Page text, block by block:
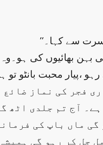
حسرت سے کہا۔
،پیار محبت بانٹو
فجر کی نماز
آج تم جلدی
ماں باپ کی
جل کر رہو گی